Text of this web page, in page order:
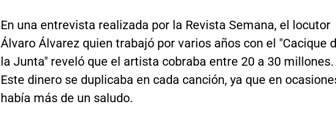
En una entrevista realizada por la Revista Semana, el locutor
Álvaro Álvarez quien trabajó por varios años con el "Cacique
la Junta" reveló que el artista cobraba entre 20 a 30 millones.
Este dinero se duplicaba en cada canción, ya que en
había más de un saludo.